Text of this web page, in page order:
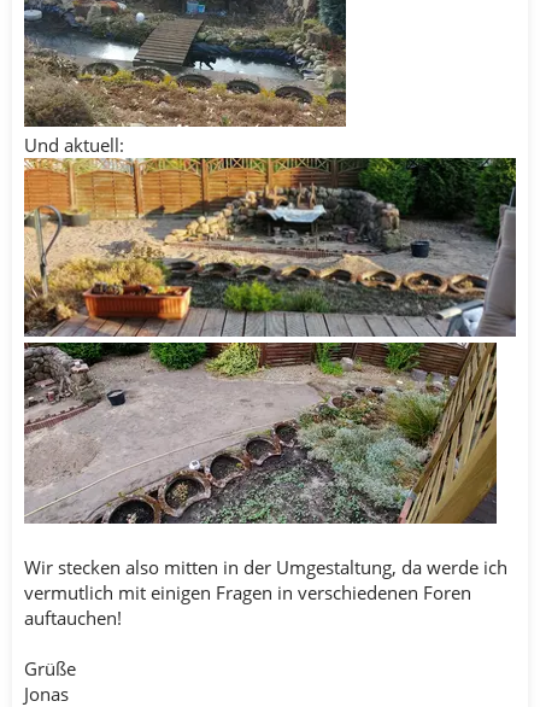
Und aktuell:
Wir stecken also mitten in der Umgestaltung, da werde ich
vermutlich mit einigen Fragen in verschiedenen Foren
auftauchen!
Grüße
Jonas